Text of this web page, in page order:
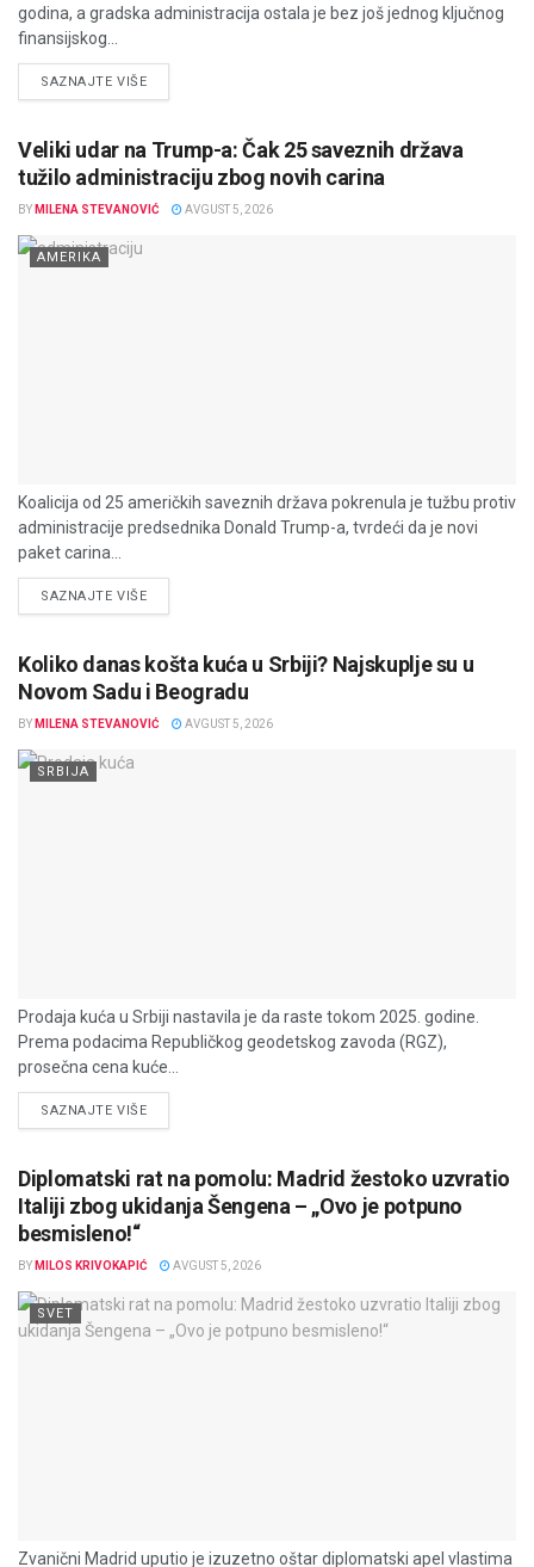
godina, a gradska administracija ostala je bez još jednog ključnog
finansijskog...
SAZNAJTE VIŠEDETAILS
Veliki udar na Trump-a: Čak 25 saveznih država
tužilo administraciju zbog novih carina
BY MILENA STEVANOVIĆ AVGUST 5, 2026
AMERIKA
Koalicija od 25 američkih saveznih država pokrenula je tužbu protiv
administracije predsednika Donald Trump-a, tvrdeći da je novi
paket carina...
SAZNAJTE VIŠEDETAILS
Koliko danas košta kuća u Srbiji? Najskuplje su u
Novom Sadu i Beogradu
BY MILENA STEVANOVIĆ AVGUST 5, 2026
SRBIJA
Prodaja kuća u Srbiji nastavila je da raste tokom 2025. godine.
Prema podacima Republičkog geodetskog zavoda (RGZ),
prosečna cena kuće...
SAZNAJTE VIŠEDETAILS
Diplomatski rat na pomolu: Madrid žestoko uzvratio
Italiji zbog ukidanja Šengena – „Ovo je potpuno
besmisleno!“
BY MILOS KRIVOKAPIĆ AVGUST 5, 2026
SVET
Zvanični Madrid uputio je izuzetno oštar diplomatski apel vlastima